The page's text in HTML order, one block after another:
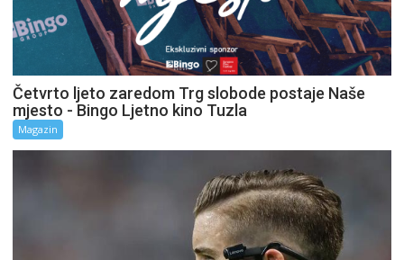
Četvrto ljeto zaredom Trg slobode postaje Naše
mjesto - Bingo Ljetno kino Tuzla
Magazin